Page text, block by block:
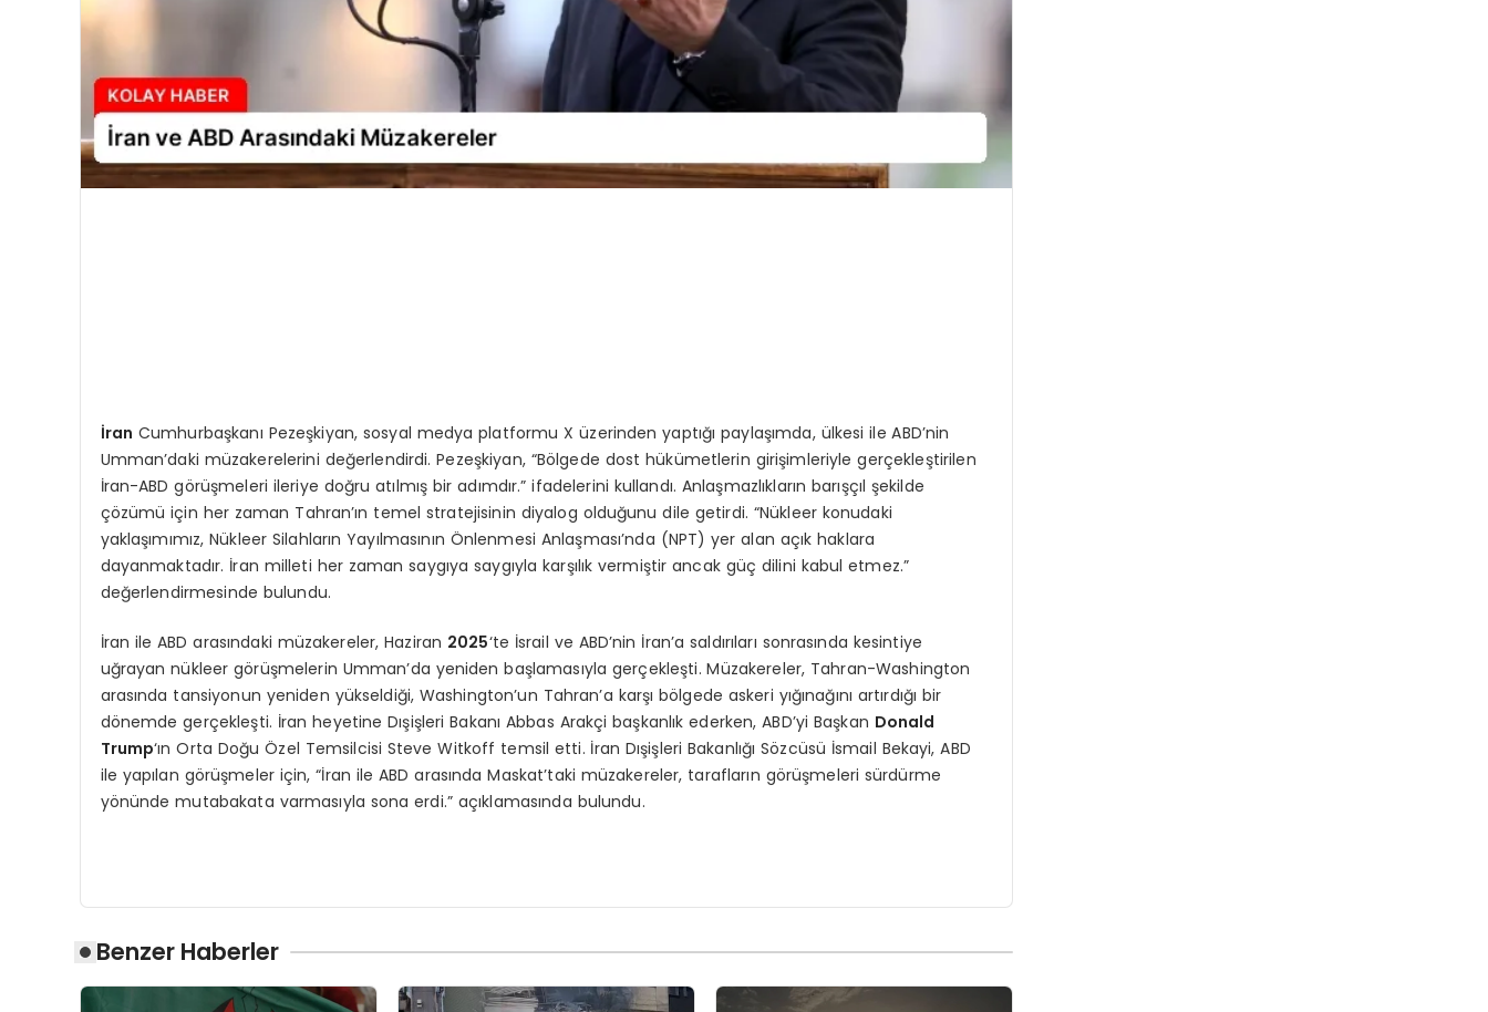
İran Cumhurbaşkanı Pezeşkiyan, sosyal medya platformu X üzerinden yaptığı paylaşımda, ülkesi ile ABD’nin
Umman’daki müzakerelerini değerlendirdi. Pezeşkiyan, “Bölgede dost hükümetlerin girişimleriyle gerçekleştirilen
İran-ABD görüşmeleri ileriye doğru atılmış bir adımdır.” ifadelerini kullandı. Anlaşmazlıkların barışçıl şekilde
çözümü için her zaman Tahran’ın temel stratejisinin diyalog olduğunu dile getirdi. “Nükleer konudaki
yaklaşımımız, Nükleer Silahların Yayılmasının Önlenmesi Anlaşması’nda (NPT) yer alan açık haklara
dayanmaktadır. İran milleti her zaman saygıya saygıyla karşılık vermiştir ancak güç dilini kabul etmez.”
değerlendirmesinde bulundu.
İran ile ABD arasındaki müzakereler, Haziran 2025‘te İsrail ve ABD’nin İran’a saldırıları sonrasında kesintiye
uğrayan nükleer görüşmelerin Umman’da yeniden başlamasıyla gerçekleşti. Müzakereler, Tahran-Washington
arasında tansiyonun yeniden yükseldiği, Washington’un Tahran’a karşı bölgede askeri yığınağını artırdığı bir
dönemde gerçekleşti. İran heyetine Dışişleri Bakanı Abbas Arakçi başkanlık ederken, ABD’yi Başkan Donald
Trump‘ın Orta Doğu Özel Temsilcisi Steve Witkoff temsil etti. İran Dışişleri Bakanlığı Sözcüsü İsmail Bekayi, ABD
ile yapılan görüşmeler için, “İran ile ABD arasında Maskat’taki müzakereler, tarafların görüşmeleri sürdürme
yönünde mutabakata varmasıyla sona erdi.” açıklamasında bulundu.
Benzer Haberler